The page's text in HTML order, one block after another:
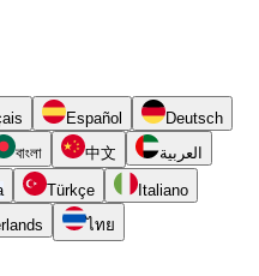
Español
Deutsch
বাংলা 中文 العربية
Türkçe
Italiano
ไทย